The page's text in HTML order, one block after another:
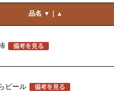
品名 ▼ ▲
ビール